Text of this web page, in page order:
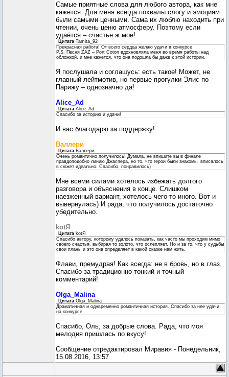
Самые приятные слова для любого автора, как мне
кажется. Для меня всегда похвалы слогу и эмоциям
были самыми ценными. Сама их люблю находить при
чтении, очень ценю атмосферу. Поэтому если
удаётся – счастье ж мое!
Цитата Tamita_92
Прекрасная работа! От всего сердца желаю удачи в конкурсе
P.S. Песня ZAZ – Port Соton вдохновляла меня во время работы над
обложкой, и мне кажется, что она подошла бы даже к этой истории.
Я послушала и соглашусь: есть такое! Может, не
главный лейтмотив, но первые прогулки Элис по
Парижу – однозначно да!
Alice_Ad
Цитата Alice_Ad
Спасибо за историю и удачи!
И вас благодарю за поддержку!
Валлери
Цитата Валлери
Очень романтично получилось! Думала, не впишите вы в финале
правдоподобно линию Джаспера, но то, что герои были знакомы, вписалось
в сюжет идеально. Спасибо, понравилось)
Мне всеми силами хотелось избежать долгого
разговора и объяснения в конце. Слишком
наезженный вариант, хотелось чего-то иного. Вот и
вывернулась) И рада, что получилось достаточно
убедительно.
kotЯ
Цитата kotЯ
Спасибо автору, которому удалось показать, как часто мы проходим мимо
своего счастья, выбирая то золото, что ослепляет. Но и за то, что у судьбы
свои планы и это она определяет в какой сказке нам жить.
Флави, премудрая! Как всегда: не в бровь, но в глаз.
Спасибо за традиционно тонкий и точный
комментарий!
Olga_Malina
Цитата Olga_Malina
Драматичная и однвременно романтичная история. Спасибо за нее удачи
на конкурсе
Спасибо, Оль, за добрые слова. Рада, что моя
мелодия пришлась по вкусу!
Сообщение отредактировал Миравия - Понедельник,
15.08.2016, 13:57